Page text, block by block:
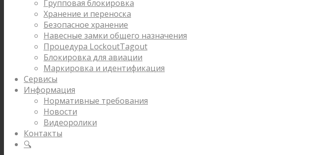
Групповая блокировка
Хранение и переноска
Безопасное хранение
Навесные замки общего назначения
Процедура LockoutTagout
Блокировка для авиации
Маркировка и идентификация
Сервисы
Информация
Нормативные требования
Новости
Видеоролики
Контакты
🔍